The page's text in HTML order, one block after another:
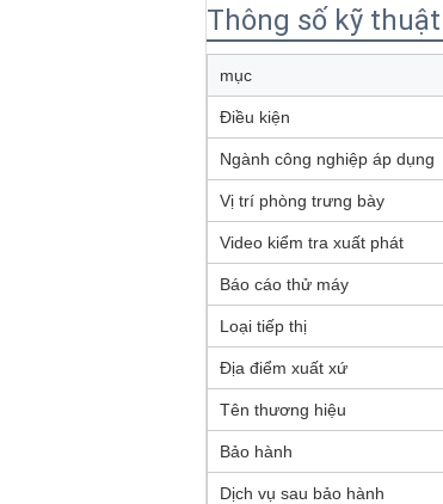
Thông số kỹ thuật
mục
Điều kiện
Ngành công nghiệp áp dụng
Vị trí phòng trưng bày
Video kiểm tra xuất phát
Báo cáo thử máy
Loại tiếp thị
Địa điểm xuất xứ
Tên thương hiệu
Bảo hành
Dịch vụ sau bảo hành